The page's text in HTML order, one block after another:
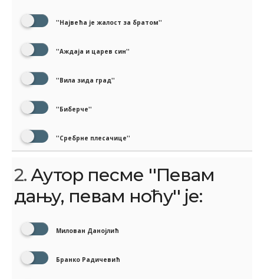
''Највећа је жалост за братом''
''Аждаја и царев син''
''Вила зида град''
''Биберче''
''Сребрне плесачице''
2.Аутор песме ''Певам
дању, певам ноћу'' је:
Милован Данојлић
Бранко Радичевић